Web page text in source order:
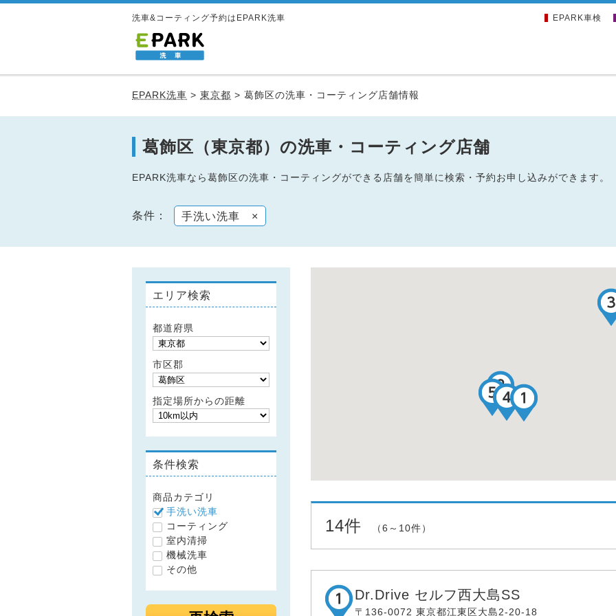
洗車&コーティング予約はEPARK洗車 EPARK車検
EPARK洗車 > 東京都 > 葛飾区の洗車・コーティング店舗情報
葛飾区（東京都）の洗車・コーティング店舗
EPARK洗車なら葛飾区の洗車・コーティングができる店舗を簡単に検索・予約お申し込みができます。
条件： 手洗い洗車 ×
エリア検索
都道府県
市区郡
指定場所からの距離
条件検索
商品カテゴリ
手洗い洗車
コーティング
室内清掃
機械洗車
その他
14件 （6～10件）
Dr.Drive セルフ西大島SS
〒136-0072 東京都江東区大島2-20-18